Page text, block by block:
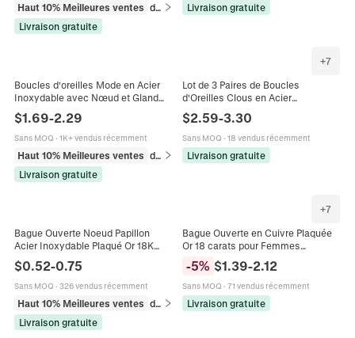
Haut 10% Meilleures ventes
dans Pendentifs
Livraison gratuite
Livraison gratuite
Boucles d'oreilles Mode en Acier
Inoxydable avec Nœud et Gland
pour Femmes Plaquées Or 18K
Chaîne Serpent Bijoux
Minimalistes
$1.69-2.29
Sans MOQ · 1K+ vendus récemment
Haut 10% Meilleures ventes
dans Boucles d'oreilles
Livraison gratuite
+7
Lot de 3 Paires de Boucles
d'Oreilles Clous en Acier
Inoxydable pour Femme Plaqué Or
18K Cœur Fleur Perle Zirconia
$2.59-3.30
Sans MOQ · 18 vendus récemment
Livraison gratuite
Bague Ouverte Noeud Papillon
Acier Inoxydable Plaqué Or 18K
Ajustable Bande Torsadée
Minimaliste Bijoux Pour Femmes
$0.52-0.75
Sans MOQ · 326 vendus récemment
Haut 10% Meilleures ventes
dans Bagues
Livraison gratuite
+7
Bague Ouverte en Cuivre Plaquée
Or 18 carats pour Femmes
Incrustée de Strass Réglable
Nœud Papillon Étincelant Bijoux de
Doigt à la Mode
-5% $1.39-2.12
Sans MOQ · 71 vendus récemment
Livraison gratuite